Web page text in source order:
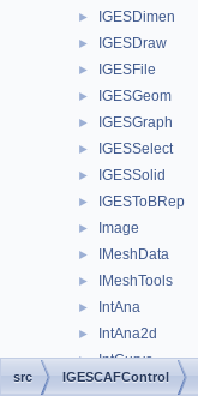
► IGESDimen
► IGESDraw
► IGESFile
► IGESGeom
► IGESGraph
► IGESSelect
► IGESSolid
► IGESToBRep
► Image
► IMeshData
► IMeshTools
► IntAna
► IntAna2d
► IntCurve
► IntCurvesFace
src IGESCAFControl